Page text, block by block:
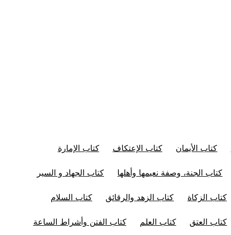
كتاب الأيمان كتاب الإعتكاف كتاب الإمارة
كتاب الجنة، وصفة نعيمها وأهلها كتاب الجهاد و السير
كتاب الزكاة كتاب الزهد والرقائق كتاب السلام
كتاب العتق كتاب العلم كتاب الفتن وأشراط الساعة